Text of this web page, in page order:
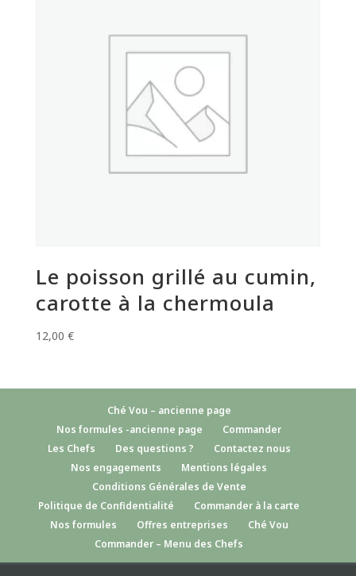
Le poisson grillé au cumin,
carotte à la chermoula
12,00 €
Ché Vou – ancienne page
Nos formules -ancienne page
Commander
Les Chefs
Des questions ?
Contactez nous
Nos engagements
Mentions légales
Conditions Générales de Vente
Politique de Confidentialité
Commander à la carte
Nos formules
Offres entreprises
Ché Vou
Commander – Menu des Chefs